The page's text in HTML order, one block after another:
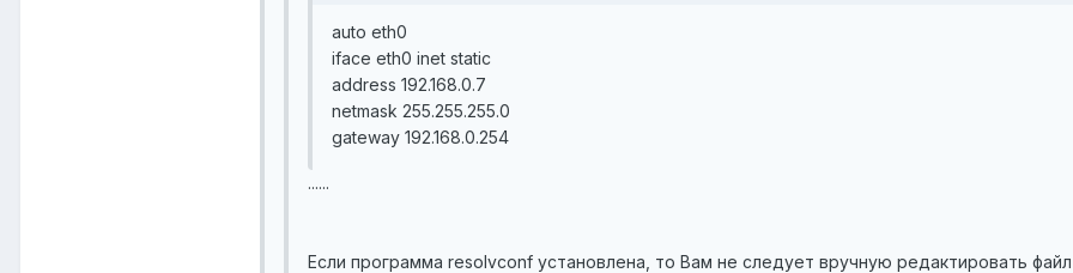
auto eth0
iface eth0 inet static
address 192.168.0.7
netmask 255.255.255.0
gateway 192.168.0.254
......
Если программа resolvconf установлена, то Вам не следует вручную редактировать